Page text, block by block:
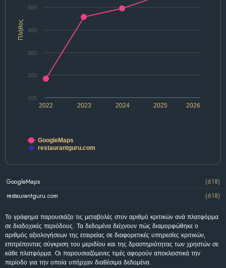
Πλήθος
2022 2024 2026
2023 2025
100
200
300
400
500
GoogleMaps
restaurantguru.com
GoogleMaps
(618)
restaurantguru.com
(618)
Το γράφημα παρουσιάζει τις μεταβολές στον αριθμό κριτικών ανά πλατφόρμα
σε διαδοχικές περιόδους. Τα δεδομένα δείχνουν πώς διαμορφώθηκε ο
αριθμός αξιολογήσεων της εταιρείας σε διαφορετικές υπηρεσίες κριτικών,
επιτρέποντας σύγκριση του μεριδίου και της δραστηριότητας των χρηστών σε
κάθε πλατφόρμα. Οι παρουσιαζόμενες τιμές αφορούν αποκλειστικά την
περίοδο για την οποία υπήρχαν διαθέσιμα δεδομένα.